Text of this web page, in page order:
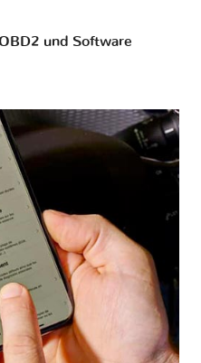
und Software